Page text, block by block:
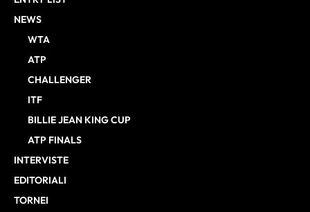
NEWS
WTA
ATP
CHALLENGER
ITF
BILLIE JEAN KING CUP
ATP FINALS
INTERVISTE
EDITORIALI
TORNEI